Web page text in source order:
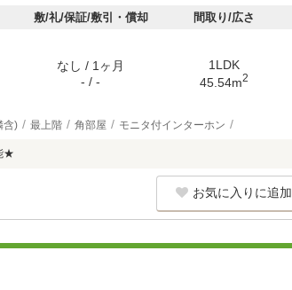
敷/礼/保証/敷引・償却 間取り/広さ
なし / 1ヶ月
- / -
1LDK
45.54m2
含) 最上階 角部屋 モニタ付インターホン
★
お気に入りに追加